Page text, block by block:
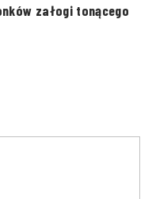
załogi tonącego